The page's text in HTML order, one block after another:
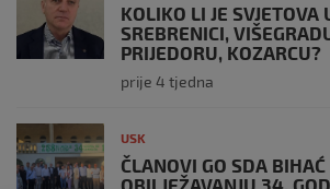
KOLIKO LI JE SVJETOVA
SREBRENICI,
PRIJEDORU, KOZARCU?
prije 4 tjedna
USK
ČLANOVI GO SDA
OBILJEŽAVANJU 34.